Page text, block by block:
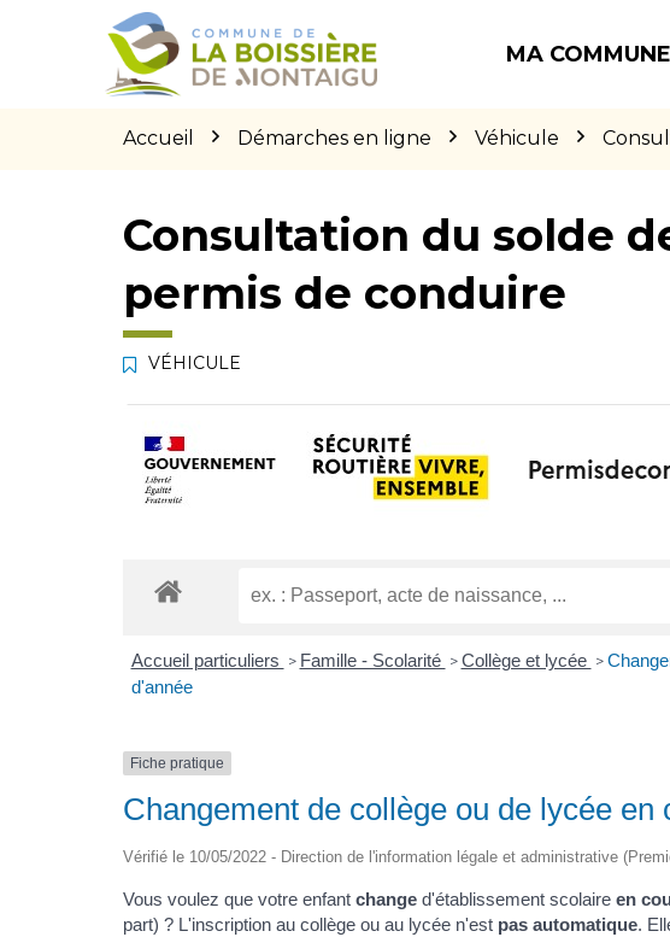
Gestion des traceurs
MA COMMUNE
Accueil Démarches en ligne Véhicule
Consultation du solde
permis de conduire
VÉHICULE
Accueil particuliers > Famille - Scolarité > Collège et lycée >
d'année
Fiche pratique
Changement de collège ou de lycée en
Vérifié le 10/05/2022 - Direction de l'information légale et administrative
Vous voulez que votre enfant change d'établissement scolaire en
part) ? L'inscription au collège ou au lycée n'est pas automatique.